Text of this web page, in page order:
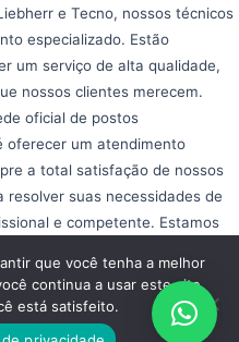
e Tecno, nossos técnicos
especializado. Estão
um serviço de alta qualidade,
nossos clientes merecem.
oficial de postos
oferecer um atendimento
a total satisfação de nossos
suas necessidades de
e competente. Estamos
e eficiência em seu dia
Fogão Importado
que você tenha a melhor
continua a usar este site,
está satisfeito.